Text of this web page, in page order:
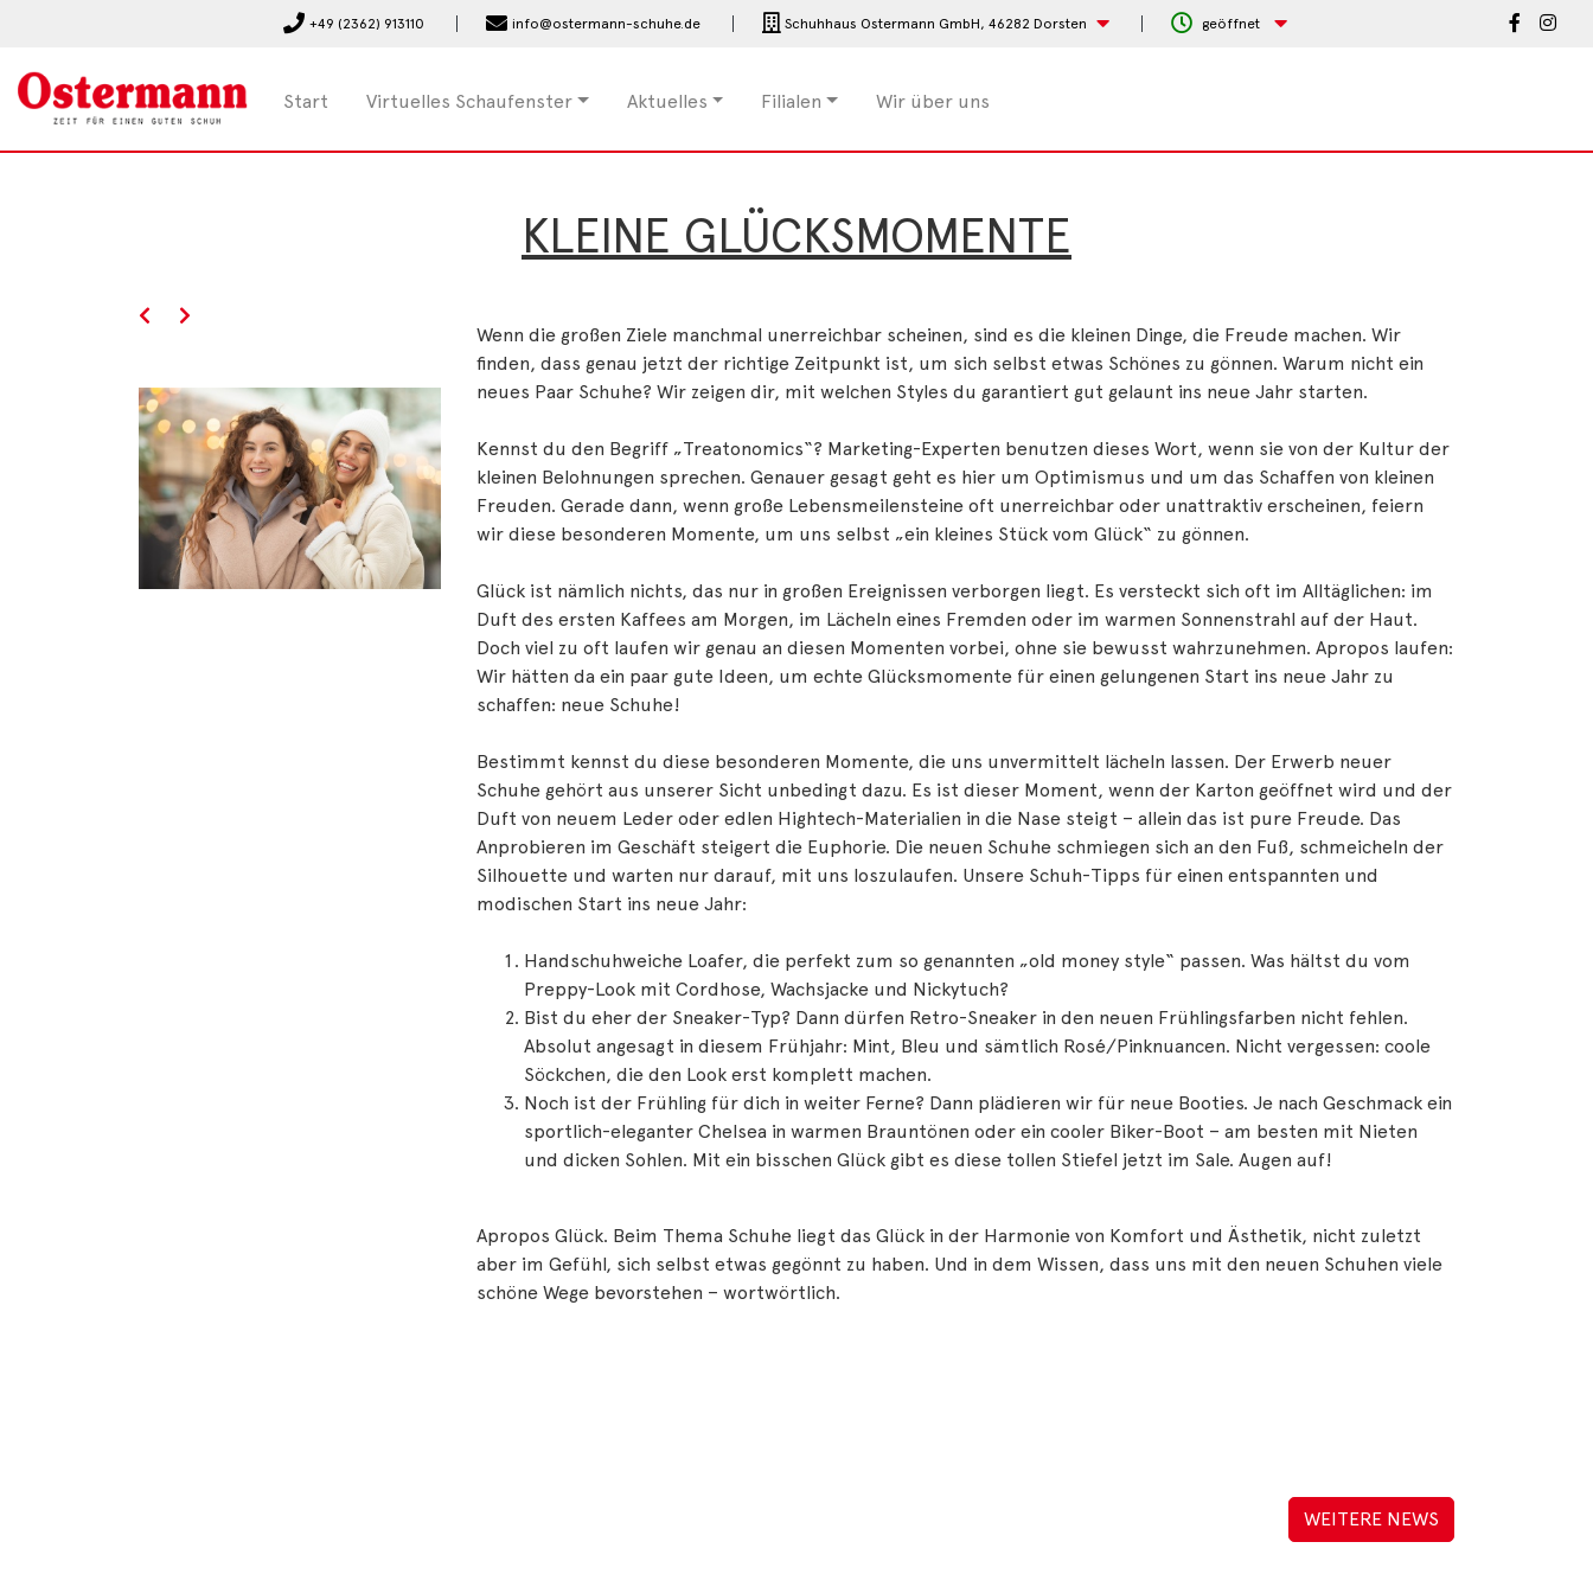
+49 (2362) 913110 info@ostermann-schuhe.de Schuhhaus Ostermann GmbH, 46282 Dorsten geöffnet
Start Virtuelles Schaufenster Aktuelles Filialen Wir über uns
KLEINE GLÜCKSMOMENTE
Wenn die großen Ziele manchmal unerreichbar scheinen, sind es die kleinen Dinge, die Freude machen. Wir
finden, dass genau jetzt der richtige Zeitpunkt ist, um sich selbst etwas Schönes zu gönnen. Warum nicht ein
neues Paar Schuhe? Wir zeigen dir, mit welchen Styles du garantiert gut gelaunt ins neue Jahr starten.
Kennst du den Begriff „Treatonomics“? Marketing-Experten benutzen dieses Wort, wenn sie von der Kultur der
kleinen Belohnungen sprechen. Genauer gesagt geht es hier um Optimismus und um das Schaffen von kleinen
Freuden. Gerade dann, wenn große Lebensmeilensteine oft unerreichbar oder unattraktiv erscheinen, feiern
wir diese besonderen Momente, um uns selbst „ein kleines Stück vom Glück“ zu gönnen.
Glück ist nämlich nichts, das nur in großen Ereignissen verborgen liegt. Es versteckt sich oft im Alltäglichen: im
Duft des ersten Kaffees am Morgen, im Lächeln eines Fremden oder im warmen Sonnenstrahl auf der Haut.
Doch viel zu oft laufen wir genau an diesen Momenten vorbei, ohne sie bewusst wahrzunehmen. Apropos laufen:
Wir hätten da ein paar gute Ideen, um echte Glücksmomente für einen gelungenen Start ins neue Jahr zu
schaffen: neue Schuhe!
Bestimmt kennst du diese besonderen Momente, die uns unvermittelt lächeln lassen. Der Erwerb neuer
Schuhe gehört aus unserer Sicht unbedingt dazu. Es ist dieser Moment, wenn der Karton geöffnet wird und der
Duft von neuem Leder oder edlen Hightech-Materialien in die Nase steigt – allein das ist pure Freude. Das
Anprobieren im Geschäft steigert die Euphorie. Die neuen Schuhe schmiegen sich an den Fuß, schmeicheln der
Silhouette und warten nur darauf, mit uns loszulaufen. Unsere Schuh-Tipps für einen entspannten und
modischen Start ins neue Jahr:
Handschuhweiche Loafer, die perfekt zum so genannten „old money style“ passen. Was hältst du vom
Preppy-Look mit Cordhose, Wachsjacke und Nickytuch?
Bist du eher der Sneaker-Typ? Dann dürfen Retro-Sneaker in den neuen Frühlingsfarben nicht fehlen.
Absolut angesagt in diesem Frühjahr: Mint, Bleu und sämtlich Rosé/Pinknuancen. Nicht vergessen: coole
Söckchen, die den Look erst komplett machen.
Noch ist der Frühling für dich in weiter Ferne? Dann plädieren wir für neue Booties. Je nach Geschmack ein
sportlich-eleganter Chelsea in warmen Brauntönen oder ein cooler Biker-Boot – am besten mit Nieten
und dicken Sohlen. Mit ein bisschen Glück gibt es diese tollen Stiefel jetzt im Sale. Augen auf!
Apropos Glück. Beim Thema Schuhe liegt das Glück in der Harmonie von Komfort und Ästhetik, nicht zuletzt
aber im Gefühl, sich selbst etwas gegönnt zu haben. Und in dem Wissen, dass uns mit den neuen Schuhen viele
schöne Wege bevorstehen – wortwörtlich.
WEITERE NEWS